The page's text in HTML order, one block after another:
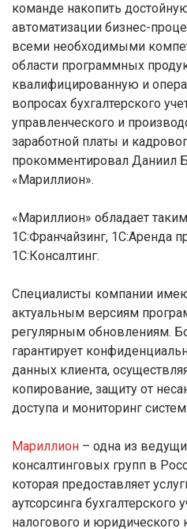
команде накопить
автоматизации бизнес-
всеми необходимыми
области программных
квалифицированную и
вопросах бухгалтерского
управленческого и
заработной платы и
прокомментировал Даниил
«Мариллион».
«Мариллион» обладает
1С:Франчайзинг, 1С:Аренда
1С:Консалтинг.
Специалисты компании
актуальным версиям
регулярным обновлениям.
гарантирует
данных клиента,
копирование, защиту от
доступа и мониторинг систем.
Мариллион – одна из
консалтинговых групп в
которая предоставляет
аутсорсинга бухгалтерского
налогового и юридического